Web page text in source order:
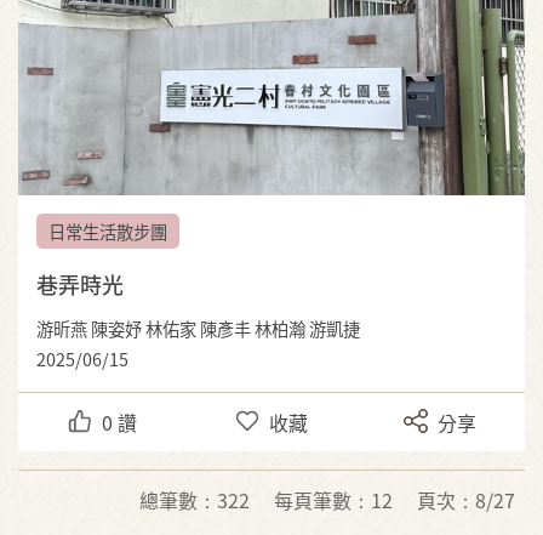
日常生活散步團
巷弄時光
游昕燕 陳姿妤 林佑家 陳彥丰 林柏瀚 游凱捷
2025/06/15
0 讚 收藏 分享
總筆數：322 每頁筆數：12 頁次：8/27